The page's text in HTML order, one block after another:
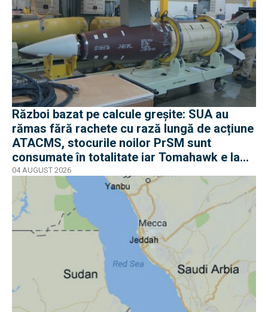
Război bazat pe calcule greșite: SUA au
rămas fără rachete cu rază lungă de acțiune
ATACMS, stocurile noilor PrSM sunt
consumate în totalitate iar Tomahawk e la
jumătate
04 AUGUST 2026